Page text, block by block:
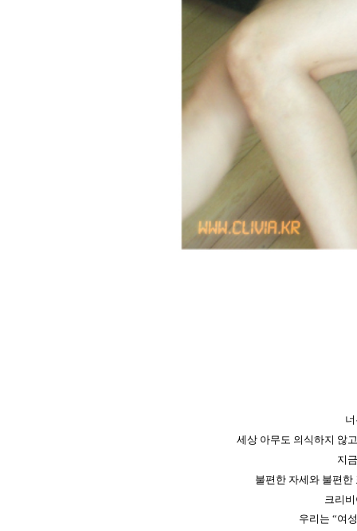
세상 아무도 의식하지 않
지
불편한 자세와 불편한
크리
우리는 “여